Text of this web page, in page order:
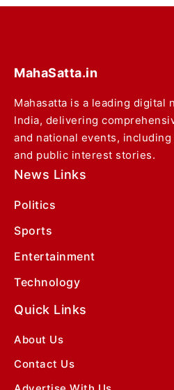
MahaSatta.in
Mahasatta is a leading digital
India, delivering
and national events,
and public interest stories.
News Links
Politics
Sports
Entertainment
Technology
Quick Links
About Us
Contact Us